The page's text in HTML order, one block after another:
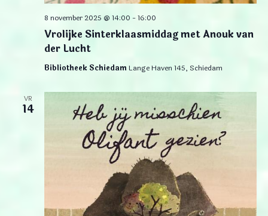
Vrolijke Sinterklaasmiddag met Anouk van
der Lucht
8 november 2025 @ 14:00 -16:00
Bibliotheek Schiedam Lange Haven 145, Schiedam
VR
14